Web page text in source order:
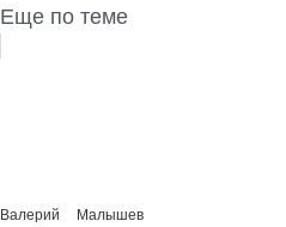
Еще по теме
Валерий Малышев